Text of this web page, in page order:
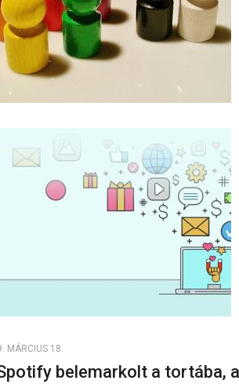
MÁRCIUS 18.
belemarkolt a tortába,